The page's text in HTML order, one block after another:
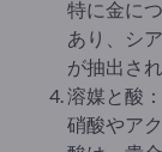
特に金に
あり、シ
が抽出され
溶媒と酸：
硝酸やア